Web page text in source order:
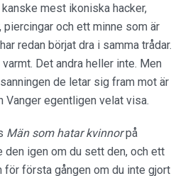
mest ikoniska hacker,
och ett minne som är
redan börjat dra i samma trådar.
Det andra heller inte. Men
de letar sig fram mot är
Vanger egentligen velat visa.
Män som hatar kvinnorpå
den igen om du sett den, och ett
första gången om du inte gjort